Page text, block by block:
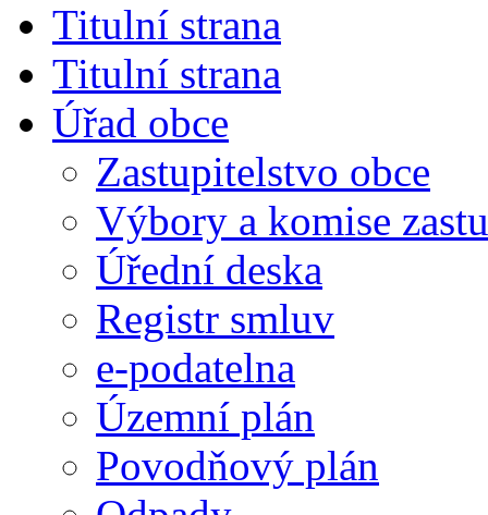
Titulní strana
Titulní strana
Úřad obce
Zastupitelstvo obce
Výbory a komise
Úřední deska
Registr smluv
e-podatelna
Územní plán
Povodňový plán